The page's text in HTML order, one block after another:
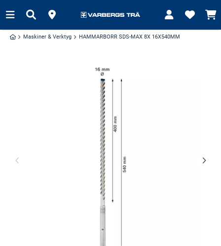
Maskiner & Verktyg HAMMARBORR SDS-MAX 8X 16X540MM